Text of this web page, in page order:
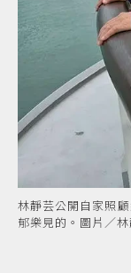
林靜芸公開自家照
郁樂見的。圖片／